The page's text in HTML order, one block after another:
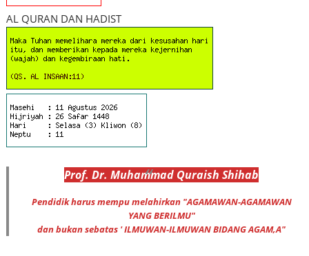
AL QURAN DAN HADIST
Prof. Dr. Muhammad Quraish Shihab
Pendidik harus mempu melahirkan "AGAMAWAN-AGAMAWAN
YANG BERILMU"
dan bukan sebatas ' ILMUWAN-ILMUWAN BIDANG AGAM,A"